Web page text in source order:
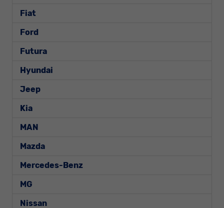
Fiat
Ford
Futura
Hyundai
Jeep
Kia
MAN
Mazda
Mercedes-Benz
MG
Nissan